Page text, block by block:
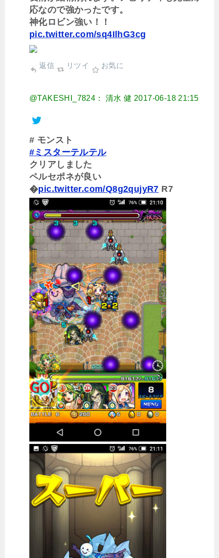
応なので強かったです。
神化ロビン強い！！
pic.twitter.com/sq4IlhG3cg
返信 リツイ お気に
@TAKESHI_7824： 清水 健 2017-06-18 21:15
# モンスト
#ミスターテルテル
クリアしました
ペルセポネが良い
�pic.twitter.com/Q8g2qujyR7 R7